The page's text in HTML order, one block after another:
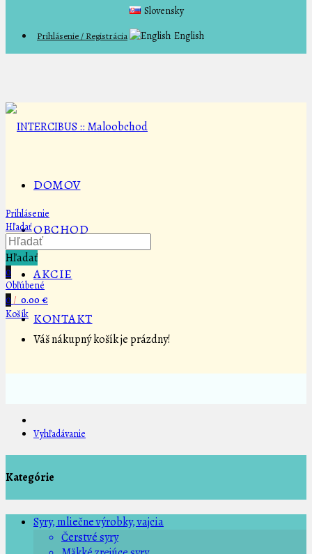
Prihlásenie / Registrácia
Slovensky
English
DOMOV
OBCHOD
AKCIE
KONTAKT
Prihlásenie
Hľadať
Hľadať
0
Obľúbené
0 / 0.00 €
Košík
Váš nákupný košík je prázdny!
Vyhľadávanie
Kategórie
Syry, mliečne výrobky, vajcia
Čerstvé syry